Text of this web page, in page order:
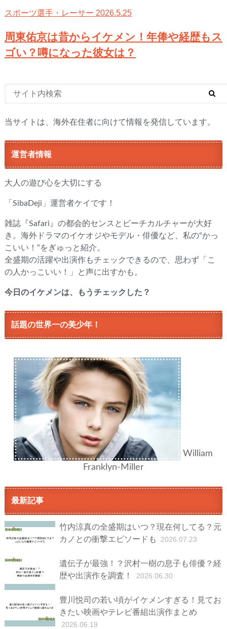
スポーツ選手・レーサー 2026.5.25
周東佑京は昔からイケメン！年俸や経歴もス
ゴい？噂になった彼女は？
当サイトは、海外在住者に向けて情報を発信しています。
運営者情報
大人の遊び心を大切にする
「SibaDeji」運営者ケイです！
雑誌『Safari』の都会的センスとビーチカルチャーが大好
き。海外ドラマのイケオジやモデル・俳優など、私の“かっ
こいい！”をぎゅっと紹介。
全盛期の活躍や出演作もチェックできるので、思わず「こ
の人かっこいい！」と声に出すかも。
今日のイケメンは、もうチェックした？
話題の世界一の美少年！
William
Franklyn-Miller
最新記事
竹内涼真の全盛期はいつ？現在何してる？元
カノとの衝撃エピソードも
2026.07.23
遺伝子が最強！？沢村一樹の息子も俳優？経
歴や出演作を調査！
2026.06.30
豊川悦司の若い頃がイケメンすぎる！見てお
きたい映画やテレビ番組出演作まとめ
2026.06.19